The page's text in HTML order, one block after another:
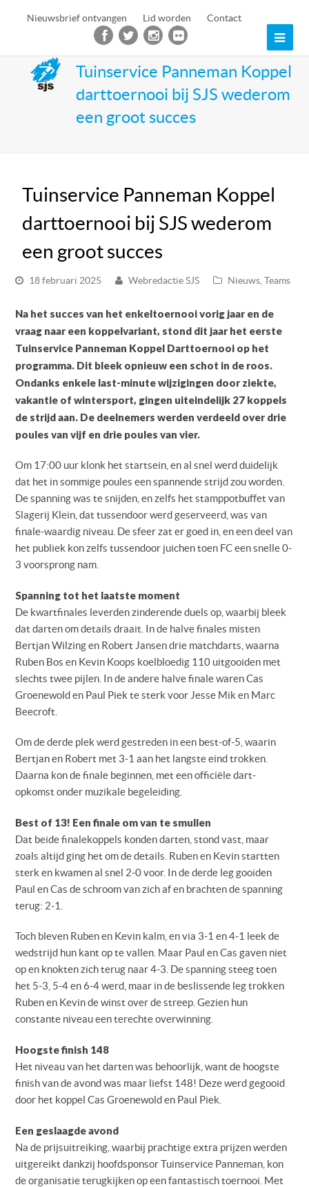
Nieuwsbrief ontvangen Lid worden Contact
Tuinservice Panneman Koppel
darttoernooi bij SJS wederom
een groot succes
Tuinservice Panneman Koppel
darttoernooi bij SJS wederom
een groot succes
18 februari 2025 Webredactie SJS Nieuws ,Teams
Na het succes van het enkeltoernooi vorig jaar en de
vraag naar een koppelvariant, stond dit jaar het eerste
Tuinservice Panneman Koppel Darttoernooi op het
programma. Dit bleek opnieuw een schot in de roos.
Ondanks enkele last-minute wijzigingen door ziekte,
vakantie of wintersport, gingen uiteindelijk 27 koppels
de strijd aan. De deelnemers werden verdeeld over drie
poules van vijf en drie poules van vier.
Om 17:00 uur klonk het startsein, en al snel werd duidelijk
dat het in sommige poules een spannende strijd zou worden.
De spanning was te snijden, en zelfs het stamppotbuffet van
Slagerij Klein, dat tussendoor werd geserveerd, was van
finale-waardig niveau. De sfeer zat er goed in, en een deel van
het publiek kon zelfs tussendoor juichen toen FC een snelle 0-
3 voorsprong nam.
Spanning tot het laatste moment
De kwartfinales leverden zinderende duels op, waarbij bleek
dat darten om details draait. In de halve finales misten
Bertjan Wilzing en Robert Jansen drie matchdarts, waarna
Ruben Bos en Kevin Koops koelbloedig 110 uitgooiden met
slechts twee pijlen. In de andere halve finale waren Cas
Groenewold en Paul Piek te sterk voor Jesse Mik en Marc
Beecroft.
Om de derde plek werd gestreden in een best-of-5, waarin
Bertjan en Robert met 3-1 aan het langste eind trokken.
Daarna kon de finale beginnen, met een officiële dart-
opkomst onder muzikale begeleiding.
Best of 13! Een finale om van te smullen
Dat beide finalekoppels konden darten, stond vast, maar
zoals altijd ging het om de details. Ruben en Kevin startten
sterk en kwamen al snel 2-0 voor. In de derde leg gooiden
Paul en Cas de schroom van zich af en brachten de spanning
terug: 2-1.
Toch bleven Ruben en Kevin kalm, en via 3-1 en 4-1 leek de
wedstrijd hun kant op te vallen. Maar Paul en Cas gaven niet
op en knokten zich terug naar 4-3. De spanning steeg toen
het 5-3, 5-4 en 6-4 werd, maar in de beslissende leg trokken
Ruben en Kevin de winst over de streep. Gezien hun
constante niveau een terechte overwinning.
Hoogste finish 148
Het niveau van het darten was behoorlijk, want de hoogste
finish van de avond was maar liefst 148! Deze werd gegooid
door het koppel Cas Groenewold en Paul Piek.
Een geslaagde avond
Na de prijsuitreiking, waarbij prachtige extra prijzen werden
uitgereikt dankzij hoofdsponsor Tuinservice Panneman, kon
de organisatie terugkijken op een fantastisch toernooi. Met